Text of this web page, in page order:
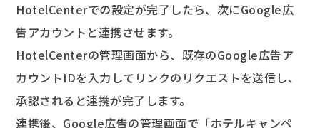
HotelCenterでの設定が完了したら、次にGoogle広
告アカウントと連携させます。
HotelCenterの管理画面から、既存のGoogle広告ア
カウントIDを入力してリンクのリクエストを送信し、
承認されると連携が完了します。
連携後、Google広告の管理画面で「ホテルキャンペ